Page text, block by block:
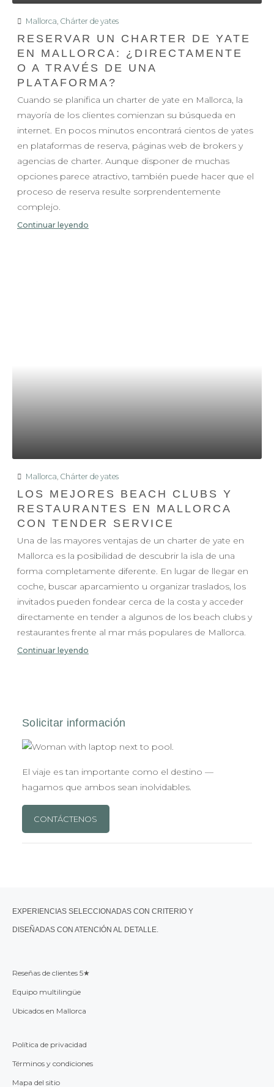
Mallorca, Chárter de yates
RESERVAR UN CHARTER DE YATE
EN MALLORCA: ¿DIRECTAMENTE
O A TRAVÉS DE UNA
PLATAFORMA?
Cuando se planifica un charter de yate en Mallorca, la
mayoría de los clientes comienzan su búsqueda en
internet. En pocos minutos encontrará cientos de yates
en plataformas de reserva, páginas web de brokers y
agencias de charter. Aunque disponer de muchas
opciones parece atractivo, también puede hacer que el
proceso de reserva resulte sorprendentemente
complejo.
Continuar leyendo
Mallorca, Chárter de yates
LOS MEJORES BEACH CLUBS Y
RESTAURANTES EN MALLORCA
CON TENDER SERVICE
Una de las mayores ventajas de un charter de yate en
Mallorca es la posibilidad de descubrir la isla de una
forma completamente diferente. En lugar de llegar en
coche, buscar aparcamiento u organizar traslados, los
invitados pueden fondear cerca de la costa y acceder
directamente en tender a algunos de los beach clubs y
restaurantes frente al mar más populares de Mallorca.
Continuar leyendo
El viaje es tan importante como el destino —
hagamos que ambos sean inolvidables.
CONTÁCTENOS
EXPERIENCIAS SELECCIONADAS CON CRITERIO Y
DISEÑADAS CON ATENCIÓN AL DETALLE.
Reseñas de clientes 5★
Equipo multilingüe
Ubicados en Mallorca
Política de privacidad
Términos y condiciones
Mapa del sitio